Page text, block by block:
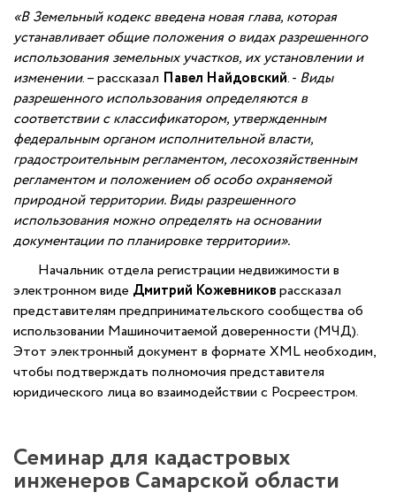
«В Земельный кодекс введена новая глава, которая
устанавливает общие положения о видах разрешенного
использования земельных участков, их установлении и
изменении. – рассказал Павел Найдовский. - Виды
разрешенного использования определяются в
соответствии с классификатором, утвержденным
федеральным органом исполнительной власти,
градостроительным регламентом, лесохозяйственным
регламентом и положением об особо охраняемой
природной территории. Виды разрешенного
использования можно определять на основании
документации по планировке территории».
Начальник отдела регистрации недвижимости в
электронном виде Дмитрий Кожевниковрассказал
представителям предпринимательского сообщества об
использовании Машиночитаемой доверенности (МЧД).
Этот электронный документ в формате XML необходим,
чтобы подтверждать полномочия представителя
юридического лица во взаимодействии с Росреестром.
Семинар для кадастровых
инженеров Самарской области